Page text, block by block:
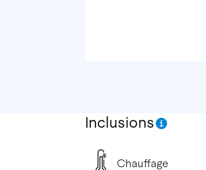
Inclusions
Chauffage